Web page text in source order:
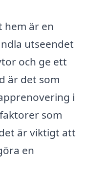
är en
utseendet
och ge ett
är det som
i
som
är viktigt att
en